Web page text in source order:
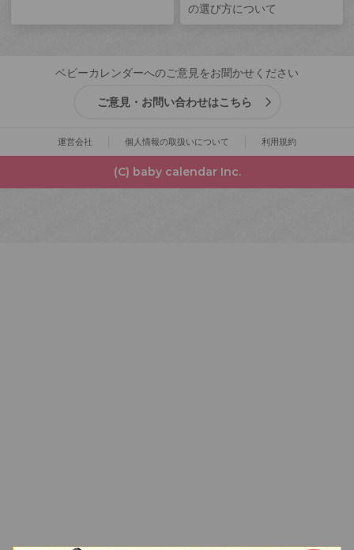
の選び方について
ベビーカレンダーへのご意見をお聞かせください
ご意見・お問い合わせはこちら
運営会社 個人情報の取扱いについて 利用規約
(C) baby calendar Inc.